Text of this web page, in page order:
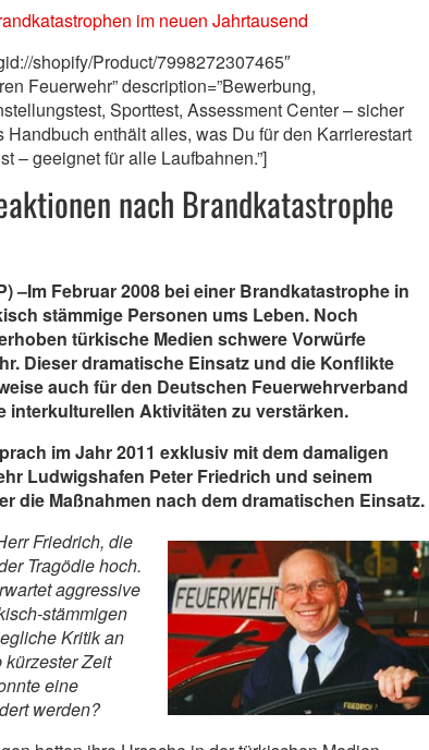
im neuen Jahrtausend
shopify/Product/7998272307465″
Feuerwehr” description=”Bewerbung,
Sporttest, Assessment Center – sicher
enthält alles, was Du für den Karrierestart
– geeignet für alle Laufbahnen.”]
nach Brandkatastrophe
–Im Februar 2008 bei einer Brandkatastrophe in
stämmige Personen ums Leben. Noch
türkische Medien schwere Vorwürfe
Dieser dramatische Einsatz und die Konflikte
auch für den Deutschen Feuerwehrverband
interkulturellen Aktivitäten zu verstärken.
im Jahr 2011 exklusiv mit dem damaligen
Ludwigshafen Peter Friedrich und seinem
die Maßnahmen nach dem dramatischen Einsatz.
Friedrich, die
Tragödie hoch.
aggressive
stämmigen
Kritik an
Zeit
eine
werden?